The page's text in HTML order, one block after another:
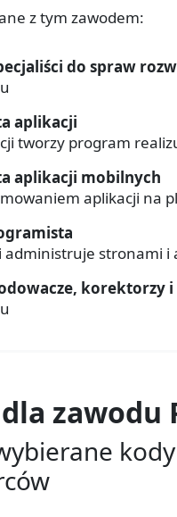
z tym zawodem:
do spraw
aplikacji
tworzy program
aplikacji mobilnych
aplikacji na
administruje stronami
korektorzy
zawodu